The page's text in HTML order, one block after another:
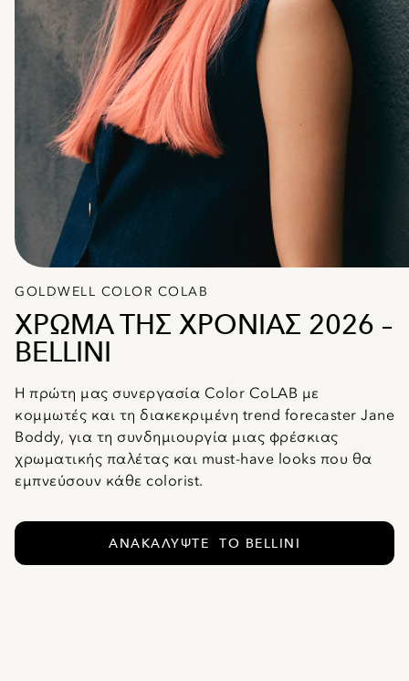
GOLDWELL COLOR COLAB
ΧΡΩΜΑ ΤΗΣ ΧΡΟΝΙΑΣ 2026 –
BELLINI
Η πρώτη μας συνεργασία Color CoLAB με
κομμωτές και τη διακεκριμένη trend forecaster Jane
Boddy, για τη συνδημιουργία μιας φρέσκιας
χρωματικής παλέτας και must-have looks που θα
εμπνεύσουν κάθε colorist.
ΑΝΑΚΑΛΎΨΤΕ ΤΟ BELLINI